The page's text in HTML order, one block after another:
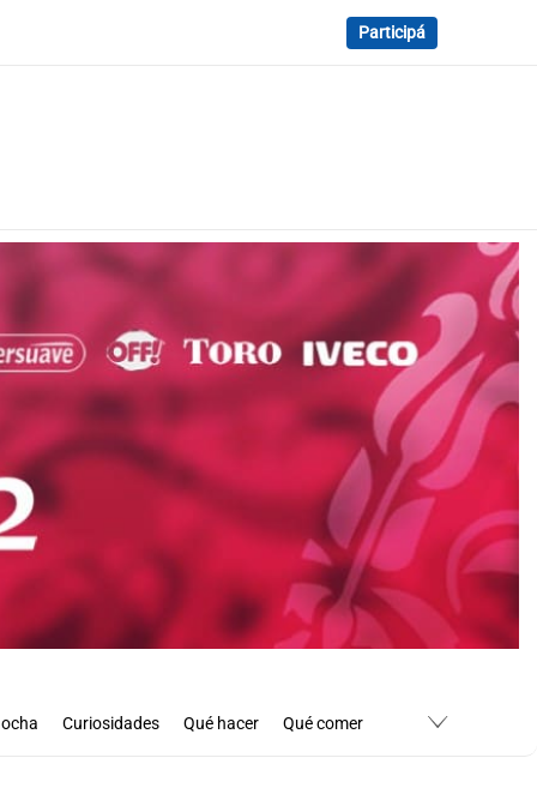
Participá
Curiosidades Qué hacer Qué comer